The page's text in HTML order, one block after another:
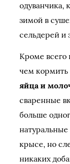
одуванчика,
зимой в
сельдерей и
Кроме всего
чем кормить
яйца и
сваренные
больше
крысе, но
никаких